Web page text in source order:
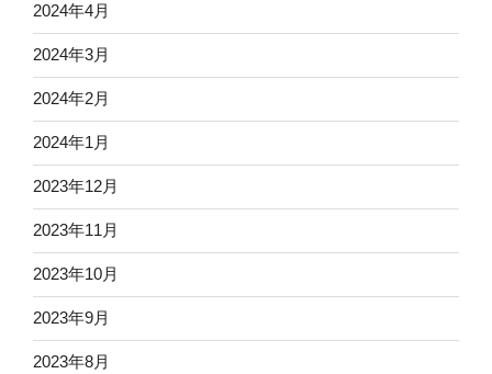
2024年4月
2024年3月
2024年2月
2024年1月
2023年12月
2023年11月
2023年10月
2023年9月
2023年8月